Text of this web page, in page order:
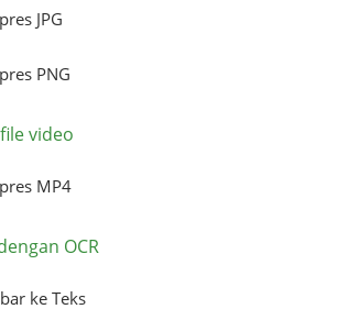
JPG
PNG
video
MP4
OCR
ke Teks